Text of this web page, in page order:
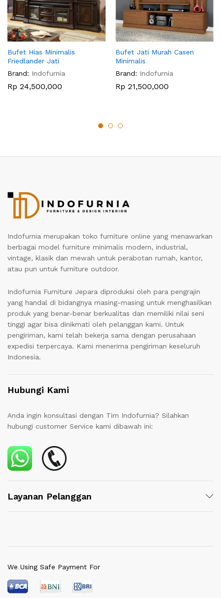
Bufet Hias Minimalis
Friedlander Jati
Brand: Indofurnia
Rp 24,500,000
Bufet Jati Murah Casen
Minimalis
Brand: Indofurnia
Rp 21,500,000
Indofurnia merupakan toko furniture online yang menawarkan
berbagai model furniture minimalis modern, industrial,
vintage, klasik dan mewah untuk perabotan rumah, kantor,
atau pun untuk furniture outdoor.
Indofurnia Furniture Jepara diproduksi oleh para pengrajin
yang handal di bidangnya masing-masing untuk menghasilkan
produk yang benar-benar berkualitas dan memiliki nilai seni
tinggi agar bisa dinikmati oleh pelanggan kami. Untuk
pengiriman, kami telah bekerja sama dengan perusahaan
expedisi terpercaya. Kami menerima pengiriman keseluruh
Indonesia.
Hubungi Kami
Anda ingin konsultasi dengan Tim Indofurnia? Silahkan
hubungi customer Service kami dibawah ini:
Layanan Pelanggan
We Using Safe Payment For